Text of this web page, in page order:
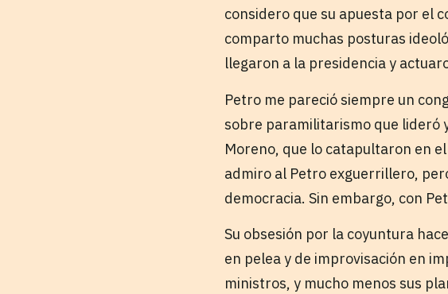
considero que su apuesta por el
comparto muchas posturas
llegaron a la presidencia y
Petro me pareció siempre un
sobre paramilitarismo que lideró
Moreno, que lo catapultaron en
admiro al Petro exguerrillero,
democracia. Sin embargo, con
Su obsesión por la coyuntura
en pelea y de improvisación en
ministros, y mucho menos sus